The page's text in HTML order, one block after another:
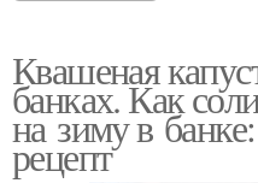
Квашеная
банках. Как
на зиму в
рецепт